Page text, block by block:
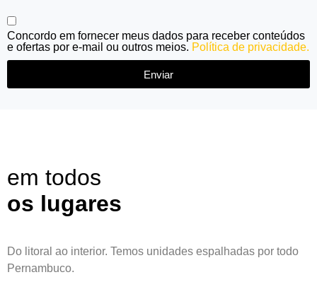
Concordo em fornecer meus dados para receber conteúdos
e ofertas por e-mail ou outros meios. Política de privacidade.
Enviar
em todos
os lugares
Do litoral ao interior. Temos unidades espalhadas por todo
Pernambuco.